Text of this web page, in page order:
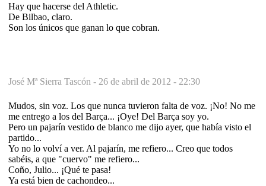
Hay que hacerse del Athletic.
De Bilbao, claro.
Son los únicos que ganan lo que cobran.
José Mª Sierra Tascón - 26 de abril de 2012 - 22:30
Mudos, sin voz. Los que nunca tuvieron falta de voz. ¡No! No me
me entrego a los del Barça... ¡Oye! Del Barça soy yo.
Pero un pajarín vestido de blanco me dijo ayer, que había visto el
partido...
Yo no lo volví a ver. Al pajarín, me refiero... Creo que todos
sabéis, a que "cuervo" me refiero...
Coño, Julio... ¡Qué te pasa!
Ya está bien de cachondeo...